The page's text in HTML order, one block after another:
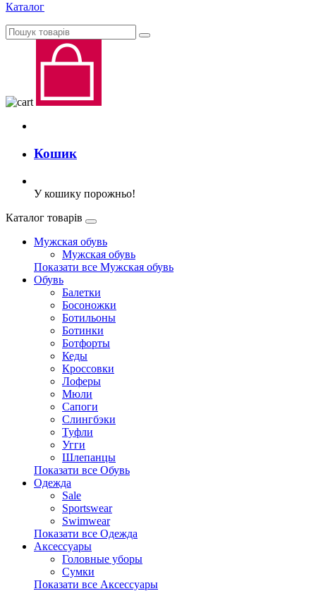
Каталог
Кошик
У кошику порожньо!
Каталог товарів
Мужская обувь
Мужская обувь
Показати все Мужская обувь
Обувь
Балетки
Босоножки
Ботильоны
Ботинки
Ботфорты
Кеды
Кроссовки
Лоферы
Мюли
Сапоги
Слингбэки
Туфли
Угги
Шлепанцы
Показати все Обувь
Одежда
Sale
Sportswear
Swimwear
Показати все Одежда
Аксессуары
Головные уборы
Сумки
Показати все Аксессуары